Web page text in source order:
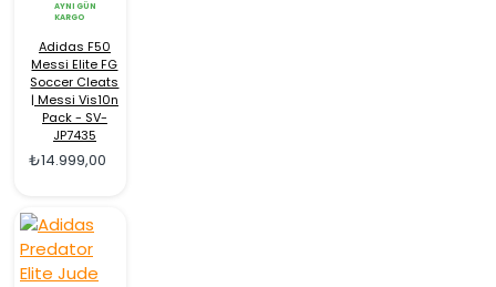
AYNI GÜN
KARGO
Adidas F50
Messi Elite FG
Soccer Cleats
| Messi Vis10n
Pack - SV-
JP7435
₺14.999,00